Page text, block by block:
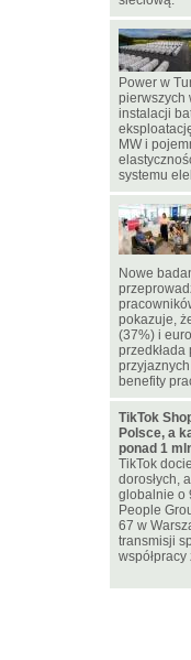
Power w
pierwszych
instalacji
MW i
systemu
Nowe
pokazuje,
(37%) i
benefity
TikTok
Polsce, a
ponad 1
TikTok
dorosłych,
globalnie o
People
67 w
transmisji